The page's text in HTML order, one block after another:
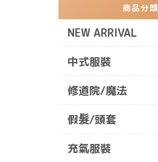
商品分類
NEW ARRIVAL
中式服裝
修道院/魔法
假髮/頭套
充氣服裝